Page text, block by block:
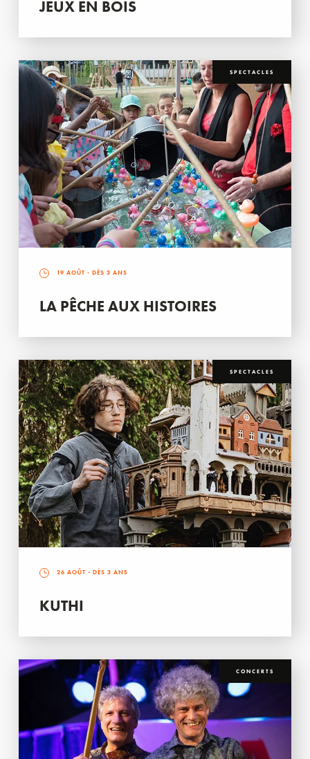
JEUX EN BOIS
SPECTACLES
19 AOÛT - DÈS 3 ANS
LA PÊCHE AUX HISTOIRES
SPECTACLES
26 AOÛT - DÈS 3 ANS
KUTHI
CONCERTS